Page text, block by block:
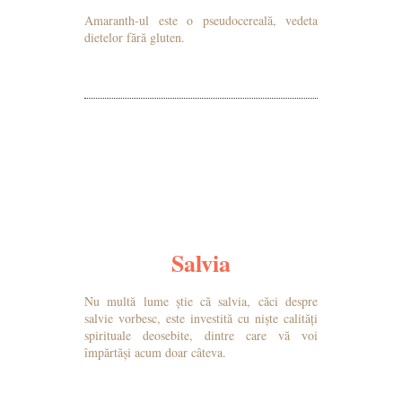
Amaranth-ul este o pseudocereală, vedeta
dietelor fără gluten.
Salvia
Nu multă lume știe că salvia, căci despre
salvie vorbesc, este investită cu niște calități
spirituale deosebite, dintre care vă voi
împărtăși acum doar câteva.